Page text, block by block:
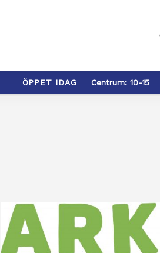
ÖPPET IDAG Centrum: 10-15